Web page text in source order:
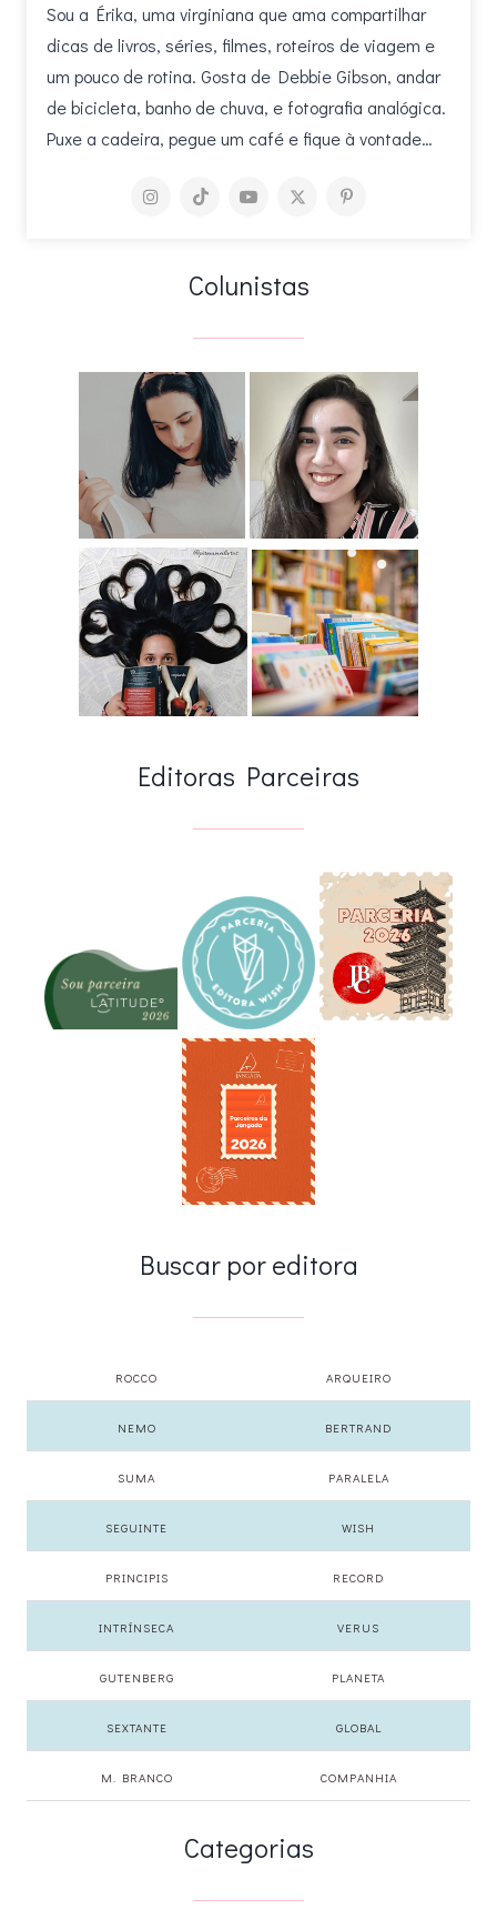
Sou a Érika, uma virginiana que ama compartilhar
dicas de livros, séries, filmes, roteiros de viagem e
um pouco de rotina. Gosta de Debbie Gibson, andar
de bicicleta, banho de chuva, e fotografia analógica.
Puxe a cadeira, pegue um café e fique à vontade…
Colunistas
Editoras Parceiras
Buscar por editora
ROCCO ARQUEIRO
NEMO BERTRAND
SUMA PARALELA
SEGUINTE WISH
PRINCIPIS RECORD
INTRÍNSECA VERUS
GUTENBERG PLANETA
SEXTANTE GLOBAL
M. BRANCO COMPANHIA
Categorias